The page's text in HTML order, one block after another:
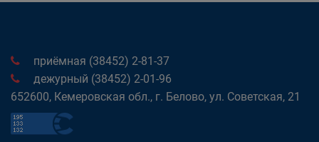
приёмная (38452) 2-81-37
дежурный (38452) 2-01-96
652600, Кемеровская обл., г. Белово, ул. Советская, 21